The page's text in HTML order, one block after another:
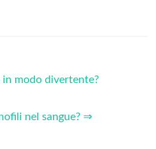
modo divertente?
nel sangue? ⇒